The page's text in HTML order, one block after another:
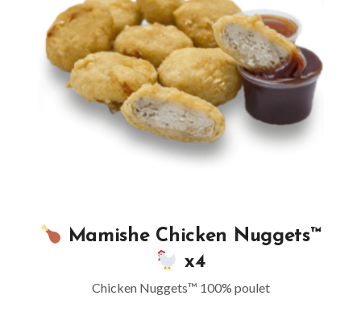
Mamishe Chicken Nuggets™
x4
Chicken Nuggets™ 100% poulet